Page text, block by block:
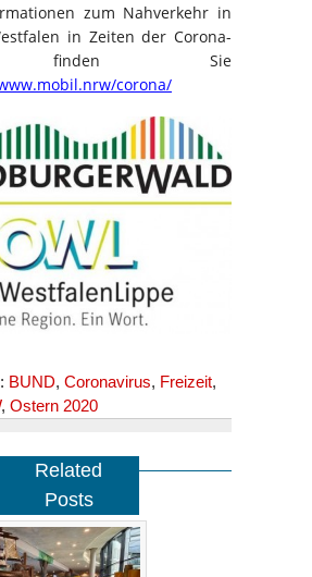
zum Nahverkehr in
in Zeiten der Corona-
finden Sie
corona/
BUND, Coronavirus, Freizeit,
, Ostern 2020
Related
Posts